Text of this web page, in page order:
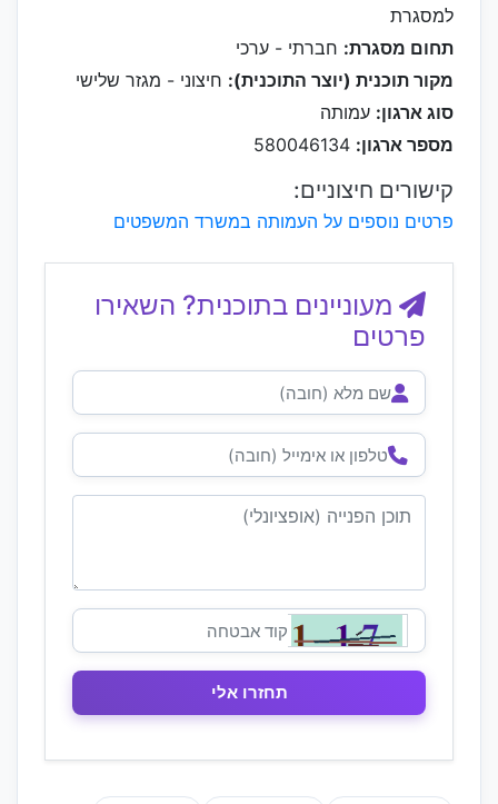
למסגרת
תחום מסגרת: חברתי - ערכי
מקור תוכנית (יוצר התוכנית): חיצוני - מגזר שלישי
סוג ארגון: עמותה
מספר ארגון:
קישורים חיצוניים:
פרטים נוספים על העמותה במשרד המשפטים
מעוניינים בתוכנית? השאירו
פרטים